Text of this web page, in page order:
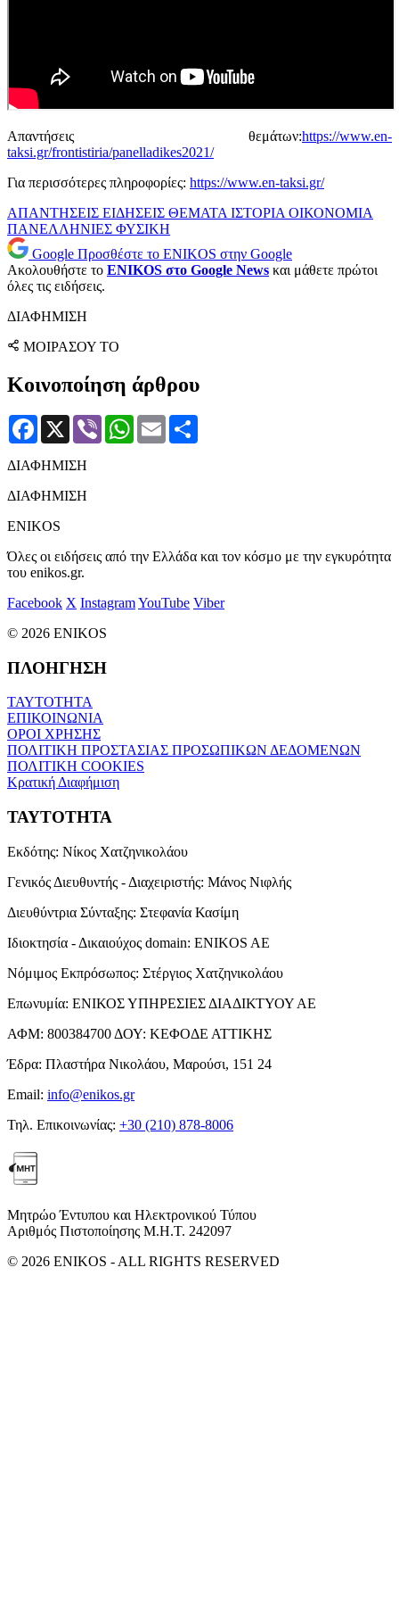
Απαντήσεις θεμάτων:https://www.en-
taksi.gr/frontistiria/panelladikes2021/
Για περισσότερες πληροφορίες: https://www.en-taksi.gr/
ΑΠΑΝΤΗΣΕΙΣ ΕΙΔΗΣΕΙΣ ΘΕΜΑΤΑ ΙΣΤΟΡΙΑ ΟΙΚΟΝΟΜΙΑ
ΠΑΝΕΛΛΗΝΙΕΣ ΦΥΣΙΚΗ
Google Προσθέστε το ENIKOS στην Google
Ακολουθήστε το ENIKOS στο Google News και μάθετε πρώτοι
όλες τις ειδήσεις.
ΔΙΑΦΗΜΙΣΗ
ΜΟΙΡΑΣΟΥ ΤΟ
Κοινοποίηση άρθρου
Facebook
X Viber WhatsApp
Email
ΔΙΑΦΗΜΙΣΗ
ΔΙΑΦΗΜΙΣΗ
ENIKOS
Όλες οι ειδήσεις από την Ελλάδα και τον κόσμο με την εγκυρότητα
του enikos.gr.
Facebook X InstagramYouTube Viber
© 2026 ENIKOS
ΠΛΟΗΓΗΣΗ
ΤΑΥΤΟΤΗΤΑ
ΕΠΙΚΟΙΝΩΝΙΑ
ΟΡΟΙ ΧΡΗΣΗΣ
ΠΟΛΙΤΙΚΗ ΠΡΟΣΤΑΣΙΑΣ ΠΡΟΣΩΠΙΚΩΝ ΔΕΔΟΜΕΝΩΝ
ΠΟΛΙΤΙΚΗ COOKIES
Κρατική Διαφήμιση
ΤΑΥΤΟΤΗΤΑ
Εκδότης: Νίκος Χατζηνικολάου
Γενικός Διευθυντής - Διαχειριστής: Μάνος Νιφλής
Διευθύντρια Σύνταξης: Στεφανία Κασίμη
Ιδιοκτησία - Δικαιούχος domain: ENIKOS AE
Νόμιμος Εκπρόσωπος: Στέργιος Χατζηνικολάου
Επωνυμία: ΕΝΙΚΟΣ ΥΠΗΡΕΣΙΕΣ ΔΙΑΔΙΚΤΥΟΥ ΑΕ
ΑΦΜ: 800384700 ΔΟΥ: ΚΕΦΟΔΕ ΑΤΤΙΚΗΣ
Έδρα: Πλαστήρα Νικολάου, Μαρούσι, 151 24
Email: info@enikos.gr
Τηλ. Επικοινωνίας: +30 (210) 878-8006
Μητρώο Έντυπου και Ηλεκτρονικού Τύπου
Αριθμός Πιστοποίησης Μ.Η.Τ. 242097
© 2026 ENIKOS - ALL RIGHTS RESERVED